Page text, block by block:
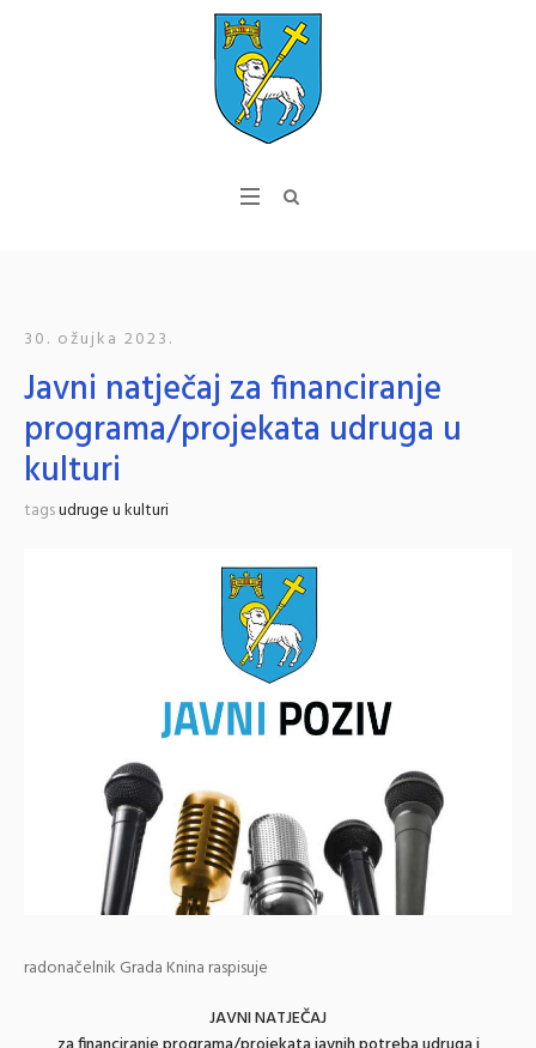
30. ožujka 2023.
Javni natječaj za financiranje
programa/projekata udruga u
kulturi
tagsudruge u kulturi
radonačelnik Grada Knina raspisuje
JAVNI NATJEČAJ